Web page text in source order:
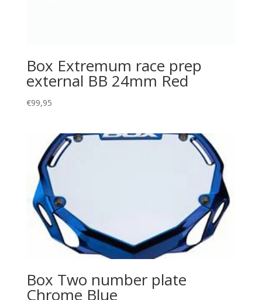
Box Extremum race prep
external BB 24mm Red
€99,95
Box Two number plate
Chrome Blue